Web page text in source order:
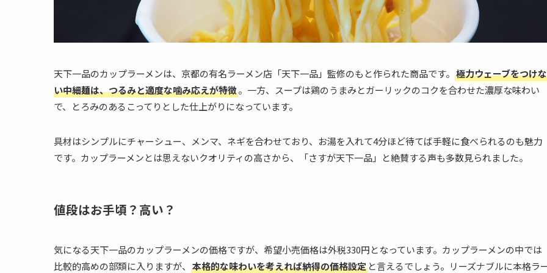
天下一品のカップラーメンは、京都の有名ラーメン店「天下一品」監修のもと作られた商品です。 極力ウェーブをつけな
い中細麺は、つるみと適度な噛み応えが特徴。一方、スープは鶏のうまみとガーリックのコクを合わせた濃厚な味わい
で、とろみのあるこってりとした仕上がりになっています。
具材はシンプルにチャーシュー、メンマ、ネギを合わせており、お湯を入れて4分ほど待てば手軽に食べられるのも魅力
です。カップラーメンとは思えないクオリティの高さから、「さすが天下一品」と絶賛する声も多数見られました。
値段はお手頃？高い？
気になる天下一品のカップラーメンの価格ですが、希望小売価格は外税330円となっています。カップラーメンの中では
比較的高めの部類に入りますが、 本格的な味わいを考えれば納得の価格設定 と言えるでしょう。リーズナブルに本格ラ